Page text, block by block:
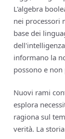
L'algebra
nei processori
base dei
informano la
possono e
Nuovi rami
esplora
ragiona sul
verità. La